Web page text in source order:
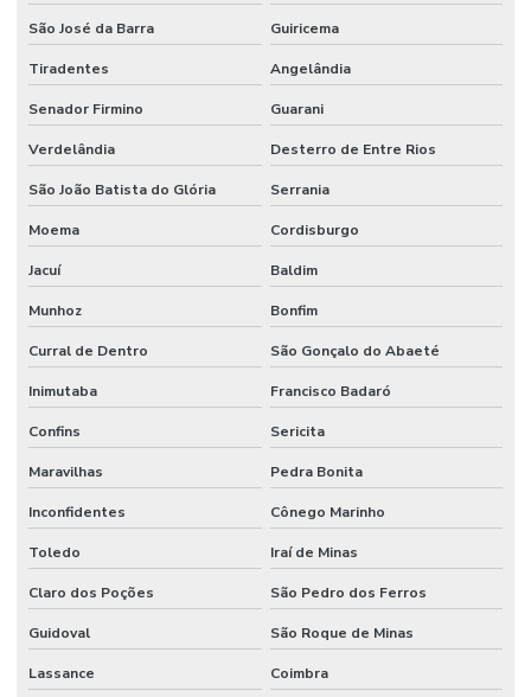
São José da Barra Guiricema
Tiradentes Angelândia
Senador Firmino Guarani
Verdelândia Desterro de Entre Rios
São João Batista do Glória Serrania
Moema Cordisburgo
Jacuí Baldim
Munhoz Bonfim
Curral de Dentro São Gonçalo do Abaeté
Inimutaba Francisco Badaró
Confins Sericita
Maravilhas Pedra Bonita
Inconfidentes Cônego Marinho
Toledo Iraí de Minas
Claro dos Poções São Pedro dos Ferros
Guidoval São Roque de Minas
Lassance Coimbra